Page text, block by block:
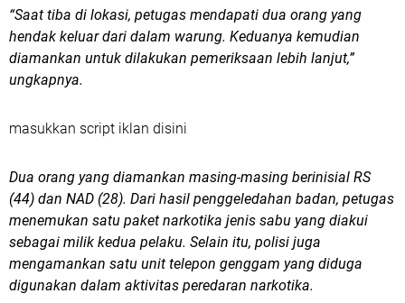
“Saat tiba di lokasi, petugas mendapati dua orang yang
hendak keluar dari dalam warung. Keduanya kemudian
diamankan untuk dilakukan pemeriksaan lebih lanjut,”
ungkapnya.
masukkan script iklan disini
Dua orang yang diamankan masing-masing berinisial RS
(44) dan NAD (28). Dari hasil penggeledahan badan, petugas
menemukan satu paket narkotika jenis sabu yang diakui
sebagai milik kedua pelaku. Selain itu, polisi juga
mengamankan satu unit telepon genggam yang diduga
digunakan dalam aktivitas peredaran narkotika.